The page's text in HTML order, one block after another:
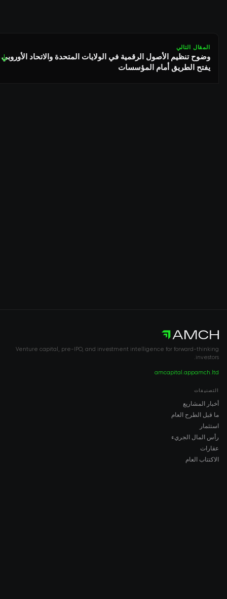
المقال التالي
وضوح تنظيم الأصول الرقمية في الولايات المتحدة والاتحاد الأوروبي
يفتح الطريق أمام المؤسسات
↓
Venture capital, pre-IPO, and investment intelligence for forward-thinking
investors.
amch.ltd
amcapital.app
التصنيفات
أخبار المشاريع
ما قبل الطرح العام
استثمار
رأس المال الجريء
عقارات
الاكتتاب العام